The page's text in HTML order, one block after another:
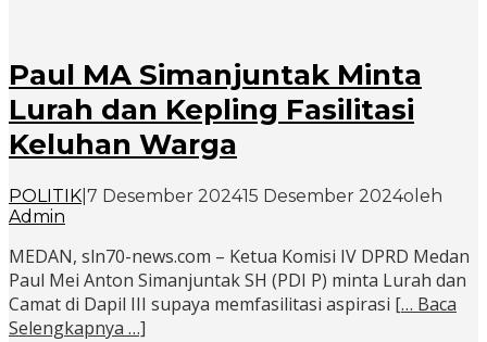
Paul MA Simanjuntak Minta
Lurah dan Kepling Fasilitasi
Keluhan Warga
POLITIK 7 Desember 202415 Desember 2024oleh
Admin
MEDAN, sln70-news.com – Ketua Komisi IV DPRD Medan
Paul Mei Anton Simanjuntak SH (PDI P) minta Lurah dan
Camat di Dapil III supaya memfasilitasi aspirasi [… Baca
Selengkapnya …]